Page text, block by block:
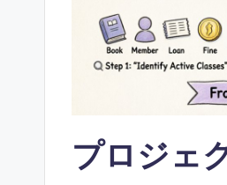
プロジェ